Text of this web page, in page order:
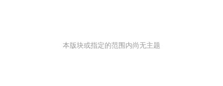
本版块或指定的范围内尚无主题